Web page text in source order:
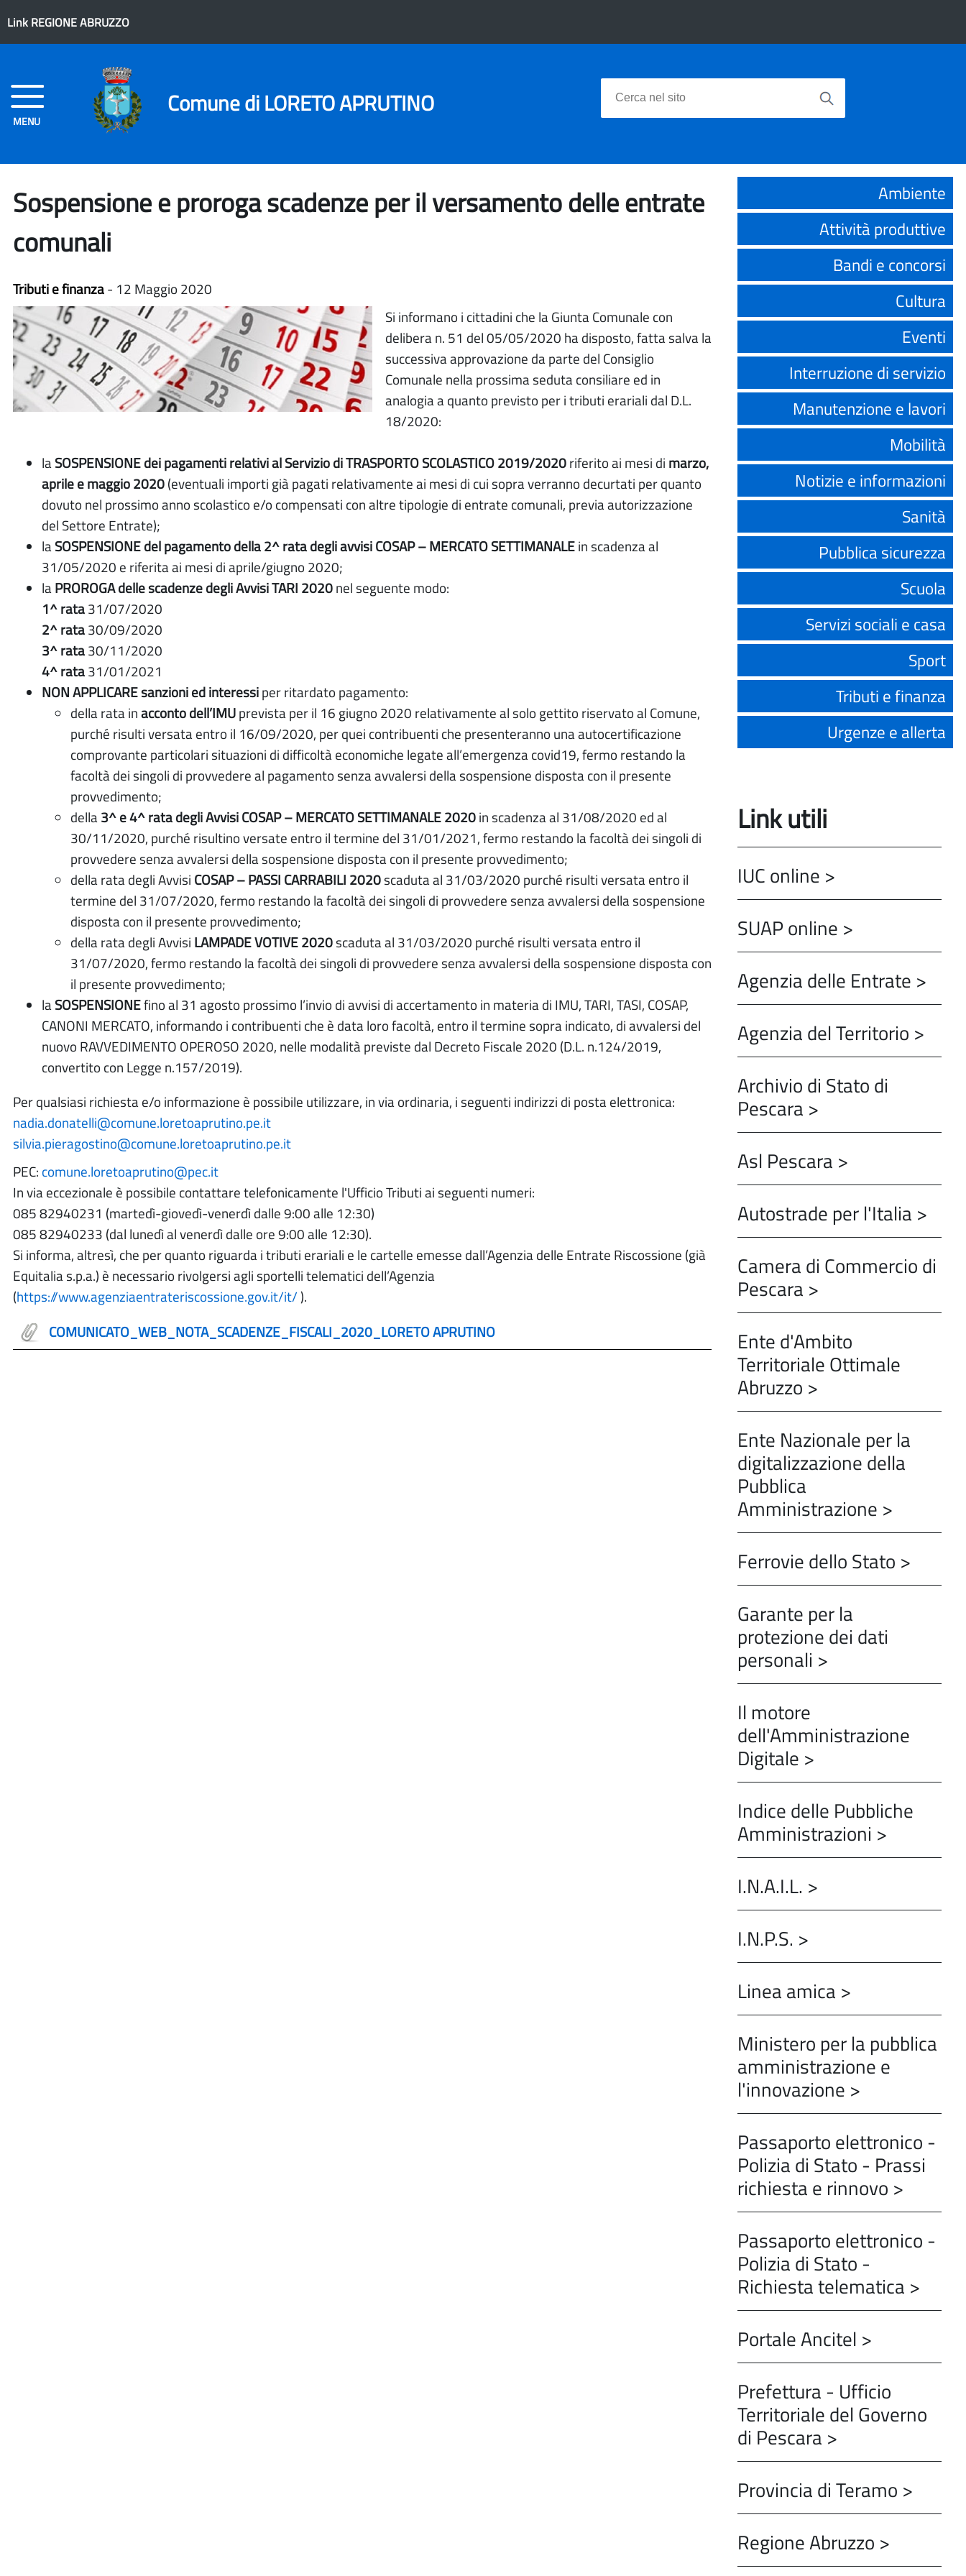
Link REGIONE ABRUZZO
MENU
Comune di LORETO APRUTINO
Sospensione e proroga scadenze per il versamento delle entrate
comunali
Tributi e finanza- 12 Maggio 2020
Si informano i cittadini che la Giunta Comunale con
delibera n. 51 del 05/05/2020 ha disposto, fatta salva la
successiva approvazione da parte del Consiglio
Comunale nella prossima seduta consiliare ed in
analogia a quanto previsto per i tributi erariali dal D.L.
18/2020:
laSOSPENSIONE dei pagamenti relativi al Servizio di TRASPORTO SCOLASTICO 2019/2020riferito ai mesi di marzo,
aprile e maggio 2020(eventuali importi già pagati relativamente ai mesi di cui sopra verranno decurtati per quanto
dovuto nel prossimo anno scolastico e/o compensati con altre tipologie di entrate comunali, previa autorizzazione
del Settore Entrate);
laSOSPENSIONE del pagamento della 2^ rata degli avvisi COSAP – MERCATO SETTIMANALEin scadenza al
31/05/2020 e riferita ai mesi di aprile/giugno 2020;
laPROROGA delle scadenze degli Avvisi TARI 2020nel seguente modo:
1^ rata31/07/2020
2^ rata30/09/2020
3^ rata30/11/2020
4^ rata31/01/2021
NON APPLICARE sanzioni ed interessiper ritardato pagamento:
della rata inacconto dell’IMUprevista per il 16 giugno 2020 relativamente al solo gettito riservato al Comune,
purché risulti versata entro il 16/09/2020, per quei contribuenti che presenteranno una autocertificazione
comprovante particolari situazioni di difficoltà economiche legate all’emergenza covid19, fermo restando la
facoltà dei singoli di provvedere al pagamento senza avvalersi della sospensione disposta con il presente
provvedimento;
della3^ e 4^ rata degli Avvisi COSAP – MERCATO SETTIMANALE 2020in scadenza al 31/08/2020 ed al
30/11/2020, purché risultino versate entro il termine del 31/01/2021, fermo restando la facoltà dei singoli di
provvedere senza avvalersi della sospensione disposta con il presente provvedimento;
della rata degli Avvisi COSAP – PASSI CARRABILI 2020scaduta al 31/03/2020 purché risulti versata entro il
termine del 31/07/2020, fermo restando la facoltà dei singoli di provvedere senza avvalersi della sospensione
disposta con il presente provvedimento;
della rata degli Avvisi LAMPADE VOTIVE 2020scaduta al 31/03/2020 purché risulti versata entro il
31/07/2020, fermo restando la facoltà dei singoli di provvedere senza avvalersi della sospensione disposta con
il presente provvedimento;
laSOSPENSIONEfino al 31 agosto prossimo l’invio di avvisi di accertamento in materia di IMU, TARI, TASI, COSAP,
CANONI MERCATO, informando i contribuenti che è data loro facoltà, entro il termine sopra indicato, di avvalersi del
nuovo RAVVEDIMENTO OPEROSO 2020, nelle modalità previste dal Decreto Fiscale 2020 (D.L. n.124/2019,
convertito con Legge n.157/2019).
Per qualsiasi richiesta e/o informazione è possibile utilizzare, in via ordinaria, i seguenti indirizzi di posta elettronica:
nadia.donatelli@comune.loretoaprutino.pe.it
silvia.pieragostino@comune.loretoaprutino.pe.it
PEC: comune.loretoaprutino@pec.it
In via eccezionale è possibile contattare telefonicamente l'Ufficio Tributi ai seguenti numeri:
085 82940231 (martedì-giovedì-venerdì dalle 9:00 alle 12:30)
085 82940233 (dal lunedì al venerdì dalle ore 9:00 alle 12:30).
Si informa, altresì, che per quanto riguarda i tributi erariali e le cartelle emesse dall’Agenzia delle Entrate Riscossione (già
Equitalia s.p.a.) è necessario rivolgersi agli sportelli telematici dell’Agenzia
(https://www.agenziaentrateriscossione.gov.it/it/ ).
COMUNICATO_WEB_NOTA_SCADENZE_FISCALI_2020_LORETO APRUTINO
Ambiente
Attività produttive
Bandi e concorsi
Cultura
Eventi
Interruzione di servizio
Manutenzione e lavori
Mobilità
Notizie e informazioni
Sanità
Pubblica sicurezza
Scuola
Servizi sociali e casa
Sport
Tributi e finanza
Urgenze e allerta
Link utili
IUC online >
SUAP online >
Agenzia delle Entrate >
Agenzia del Territorio >
Archivio di Stato di
Pescara >
Asl Pescara >
Autostrade per l'Italia >
Camera di Commercio di
Pescara >
Ente d'Ambito
Territoriale Ottimale
Abruzzo >
Ente Nazionale per la
digitalizzazione della
Pubblica
Amministrazione >
Ferrovie dello Stato >
Garante per la
protezione dei dati
personali >
Il motore
dell'Amministrazione
Digitale >
Indice delle Pubbliche
Amministrazioni >
I.N.A.I.L. >
I.N.P.S. >
Linea amica >
Ministero per la pubblica
amministrazione e
l'innovazione >
Passaporto elettronico -
Polizia di Stato - Prassi
richiesta e rinnovo >
Passaporto elettronico -
Polizia di Stato -
Richiesta telematica >
Portale Ancitel >
Prefettura - Ufficio
Territoriale del Governo
di Pescara >
Provincia di Teramo >
Regione Abruzzo >